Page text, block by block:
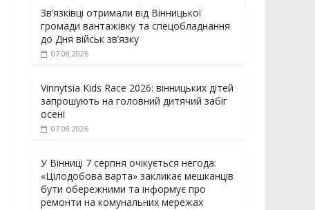
Зв’язківці отримали від Вінницької
громади вантажівку та спецобладнання
до Дня військ зв’язку
07.08.2026
Vinnytsia Kids Race 2026: вінницьких дітей
запрошують на головний дитячий забіг
осені
07.08.2026
У Вінниці 7 серпня очікується негода:
«Цілодобова варта» закликає мешканців
бути обережними та інформує про
ремонти на комунальних мережах